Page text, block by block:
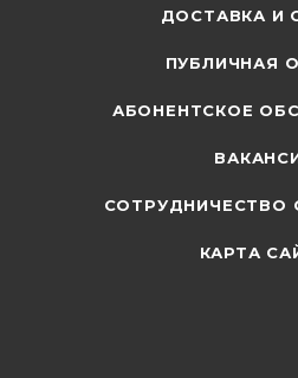
ДОСТАВКА И
ПУБЛИЧНАЯ
АБОНЕНТСКОЕ
СОТРУДНИЧЕСТВО
КАРТА